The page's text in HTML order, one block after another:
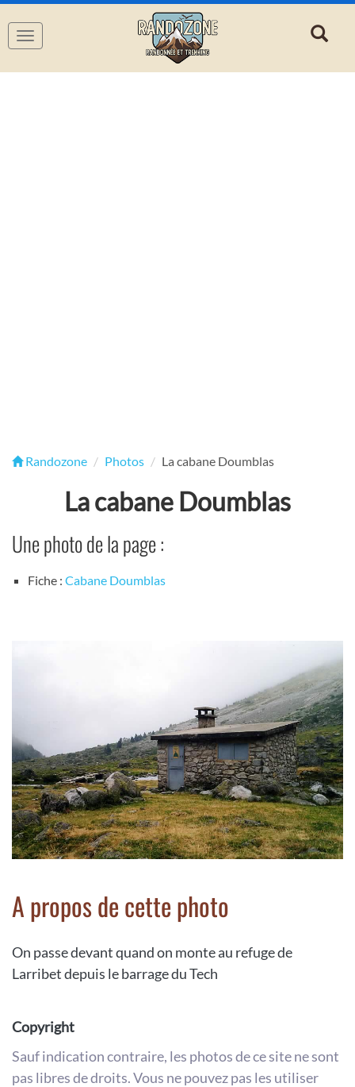
Navigation
Randozone Photos La cabane Doumblas
La cabane Doumblas
Une photo de la page :
Fiche : Cabane Doumblas
A propos de cette photo
On passe devant quand on monte au refuge de
Larribet depuis le barrage du Tech
Copyright
Sauf indication contraire, les photos de ce site ne sont
pas libres de droits. Vous ne pouvez pas les utiliser